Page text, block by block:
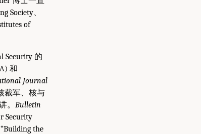
Society、
of
Security 的
和
Journal
裁军、核与
。 Bulletin
Security
the